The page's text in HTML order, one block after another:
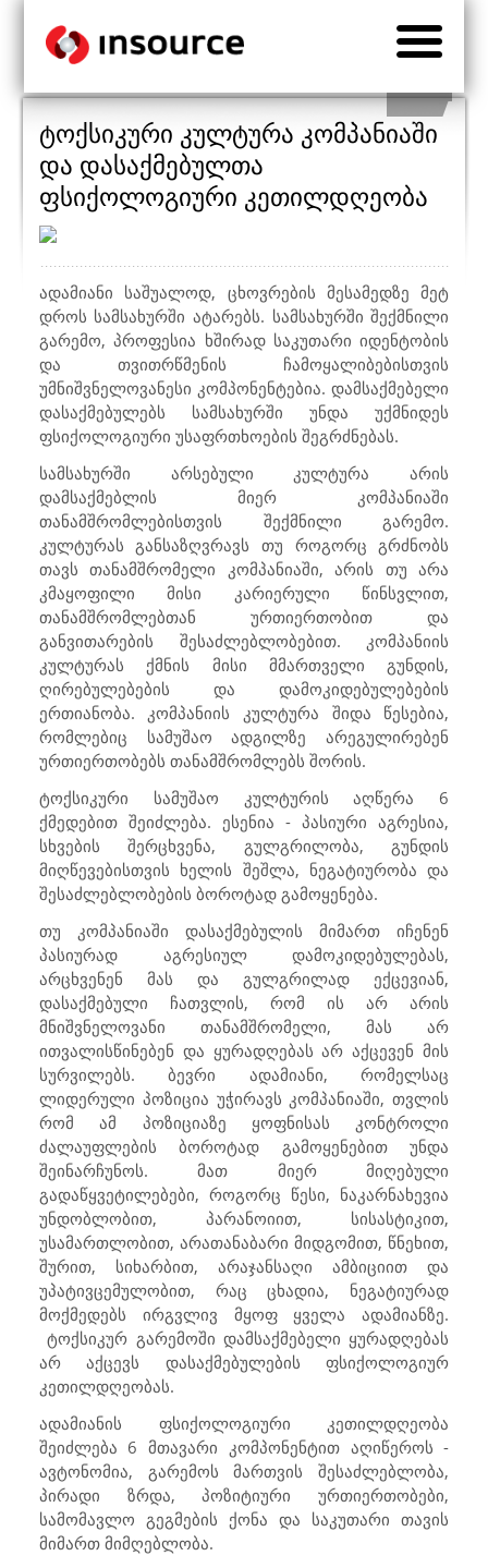
ტოქსიკური კულტურა კომპანიაში
და დასაქმებულთა
ფსიქოლოგიური კეთილდღეობა
ადამიანი საშუალოდ, ცხოვრების მესამედზე მეტ
დროს სამსახურში ატარებს. სამსახურში შექმნილი
გარემო, პროფესია ხშირად საკუთარი იდენტობის
და თვითრწმენის ჩამოყალიბებისთვის
უმნიშვნელოვანესი კომპონენტებია. დამსაქმებელი
დასაქმებულებს სამსახურში უნდა უქმნიდეს
ფსიქოლოგიური უსაფრთხოების შეგრძნებას.
სამსახურში არსებული კულტურა არის
დამსაქმებლის მიერ კომპანიაში
თანამშრომლებისთვის შექმნილი გარემო.
კულტურას განსაზღვრავს თუ როგორც გრძნობს
თავს თანამშრომელი კომპანიაში, არის თუ არა
კმაყოფილი მისი კარიერული წინსვლით,
თანამშრომლებთან ურთიერთობით და
განვითარების შესაძლებლობებით. კომპანიის
კულტურას ქმნის მისი მმართველი გუნდის,
ღირებულებების და დამოკიდებულებების
ერთიანობა. კომპანიის კულტურა შიდა წესებია,
რომლებიც სამუშაო ადგილზე არეგულირებენ
ურთიერთობებს თანამშრომლებს შორის.
ტოქსიკური სამუშაო კულტურის აღწერა 6
ქმედებით შეიძლება. ესენია - პასიური აგრესია,
სხვების შერცხვენა, გულგრილობა, გუნდის
მიღწევებისთვის ხელის შეშლა, ნეგატიურობა და
შესაძლებლობების ბოროტად გამოყენება.
თუ კომპანიაში დასაქმებულის მიმართ იჩენენ
პასიურად აგრესიულ დამოკიდებულებას,
არცხვენენ მას და გულგრილად ექცევიან,
დასაქმებული ჩათვლის, რომ ის არ არის
მნიშვნელოვანი თანამშრომელი, მას არ
ითვალისწინებენ და ყურადღებას არ აქცევენ მის
სურვილებს. ბევრი ადამიანი, რომელსაც
ლიდერული პოზიცია უჭირავს კომპანიაში, თვლის
რომ ამ პოზიციაზე ყოფნისას კონტროლი
ძალაუფლების ბოროტად გამოყენებით უნდა
შეინარჩუნოს. მათ მიერ მიღებული
გადაწყვეტილებები, როგორც წესი, ნაკარნახევია
უნდობლობით, პარანოიით, სისასტიკით,
უსამართლობით, არათანაბარი მიდგომით, წნეხით,
შურით, სიხარბით, არაჯანსაღი ამბიციით და
უპატივცემულობით, რაც ცხადია, ნეგატიურად
მოქმედებს ირგვლივ მყოფ ყველა ადამიანზე.
ტოქსიკურ გარემოში დამსაქმებელი ყურადღებას
არ აქცევს დასაქმებულების ფსიქოლოგიურ
კეთილდღეობას.
ადამიანის ფსიქოლოგიური კეთილდღეობა
შეიძლება 6 მთავარი კომპონენტით აღიწეროს -
ავტონომია, გარემოს მართვის შესაძლებლობა,
პირადი ზრდა, პოზიტიური ურთიერთობები,
სამომავლო გეგმების ქონა და საკუთარი თავის
მიმართ მიმღებლობა.